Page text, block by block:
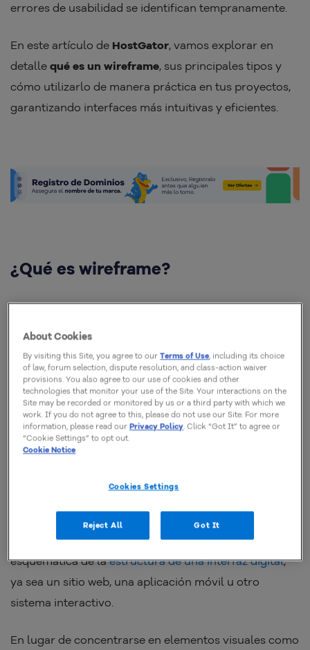
errores de usabilidad se identifican tempranamente.
En este artículo de HostGator, vamos explorar en
detalle qué es un wireframe, sus principales tipos y
cómo utilizarlo de manera práctica en tus proyectos,
garantizando interfaces más intuitivas y eficientes.
¿Qué es wireframe?
wireframees una representación simplificada y
esquemática de laestructura de una interfaz digital,
ya sea un sitio web, una aplicación móvil u otro
sistema interactivo.
En lugar de concentrarse en elementos visuales como
About Cookies
By visiting this Site, you agree to ourTerms of Use, including its choice
of law, forum selection, dispute resolution, and class-action waiver
provisions. You also agree to our use of cookies and other
technologies that monitor your use of the Site. Your interactions on the
Site may be recorded or monitored by us or a third party with which we
work. If you do not agree to this, please do not use our Site. For more
information, please read ourPrivacy Policy. Click “Got It” to agree or
“Cookie Settings” to opt out.
Cookie Notice
Cookies Settings
Reject All Got It